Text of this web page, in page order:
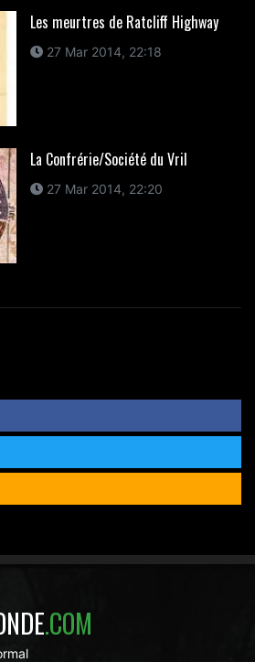
Les meurtres de Ratcliff Highway
27 Mar 2014, 22:18
La Confrérie/Société du Vril
27 Mar 2014, 22:20
.COM